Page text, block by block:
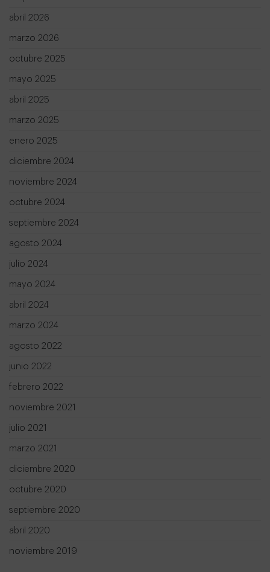
abril 2026
marzo 2026
octubre 2025
mayo 2025
abril 2025
marzo 2025
enero 2025
diciembre 2024
noviembre 2024
octubre 2024
septiembre 2024
agosto 2024
julio 2024
mayo 2024
abril 2024
marzo 2024
agosto 2022
junio 2022
febrero 2022
noviembre 2021
julio 2021
marzo 2021
diciembre 2020
octubre 2020
septiembre 2020
abril 2020
noviembre 2019